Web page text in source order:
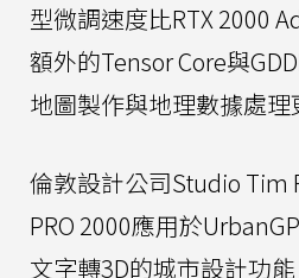
型微調速度比RTX 2000
額外的Tensor Core與
地圖製作與地理數據處理
倫敦設計公司Studio Tim
PRO 2000應用於
文字轉3D的城市設計功